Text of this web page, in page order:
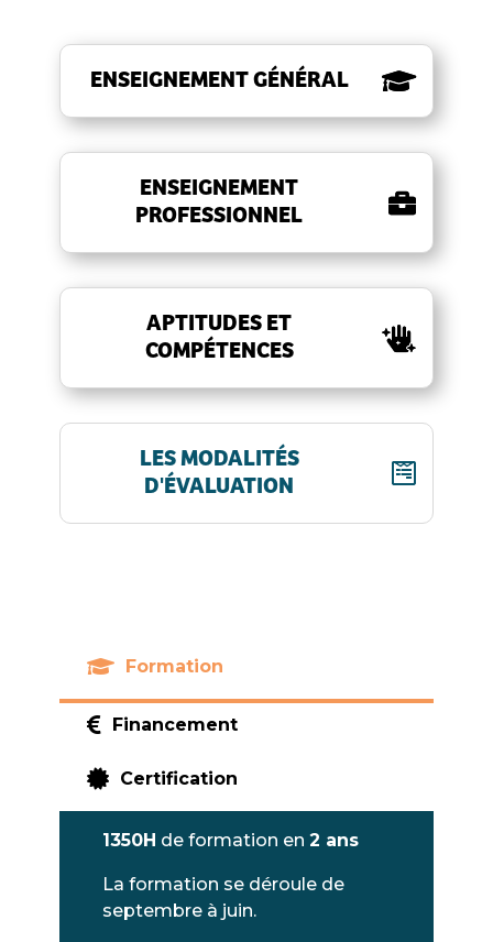
ENSEIGNEMENT GÉNÉRAL
ENSEIGNEMENT
PROFESSIONNEL
APTITUDES ET
COMPÉTENCES
LES MODALITÉS
D'ÉVALUATION
 Formation
 Financement
 Certification
1350H de formation en 2 ans
La formation se déroule de
septembre à juin.